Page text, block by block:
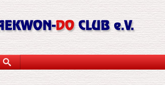
Suche